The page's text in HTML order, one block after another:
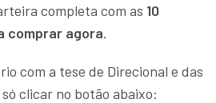
completa com as 10
comprar agora.
com a tese de Direcional e das
clicar no botão abaixo: